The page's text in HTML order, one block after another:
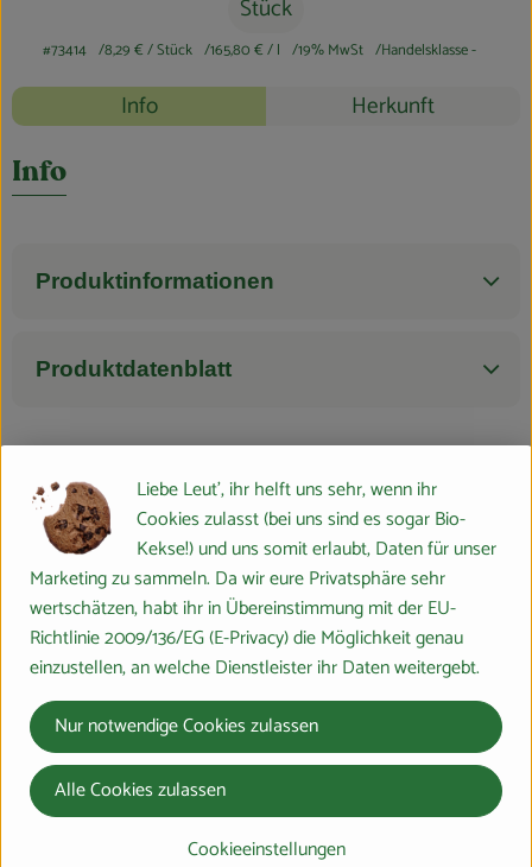
Stück
#73414 8,29 €/ Stück 165,80 €/ l 19% MwSt Handelsklasse -
Rezepte
Info Herkunft
Info
Produktinformationen
Produktdatenblatt
Herkunft
Hersteller: WEL
Schweiz
Weleda
Du hast eine Frage? Wir helfen gerne:
Marburger Ring 46,
Liebe Leut', ihr helft uns sehr, wenn ihr
Cookies zulasst (bei uns sind es sogar Bio-
Kekse!) und uns somit erlaubt, Daten für unser
Marketing zu sammeln. Da wir eure Privatsphäre sehr
wertschätzen, habt ihr in Übereinstimmung mit der EU-
Richtlinie 2009/136/EG (E-Privacy) die Möglichkeit genau
einzustellen, an welche Dienstleister ihr Daten weitergebt.
Cookieeinstellungen
Nur notwendige Cookies zulassen
Alle Cookies zulassen